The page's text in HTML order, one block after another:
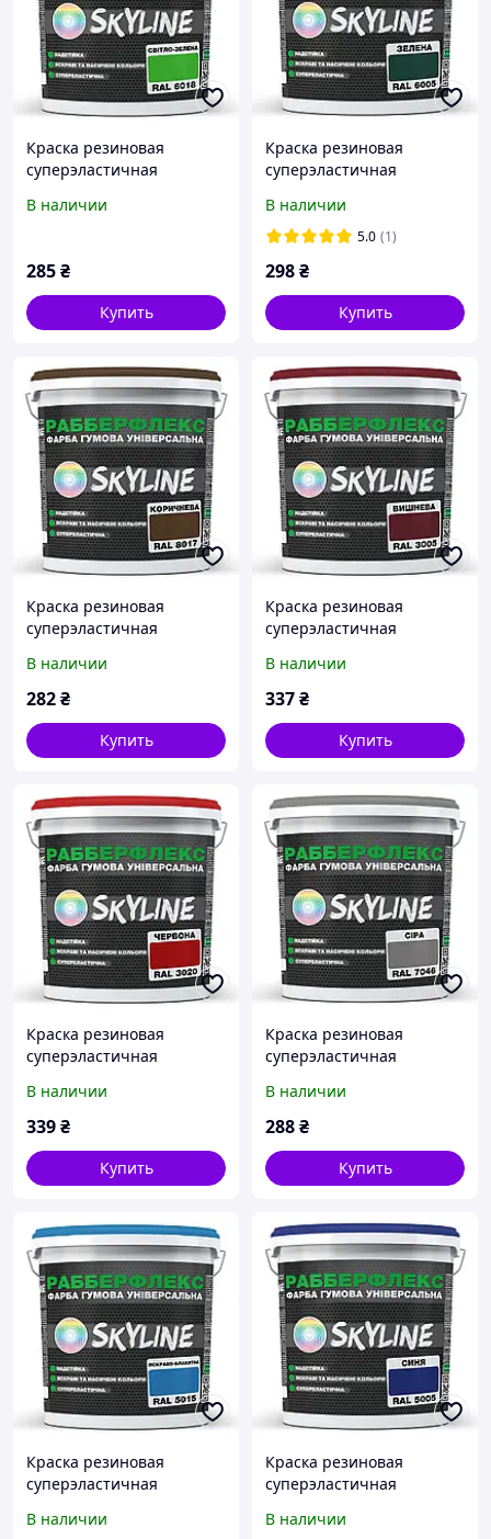
Краска резиновая
суперэластичная
«РабберФлекс» SkyLine
В наличии
285₴
Купить
Краска резиновая
суперэластичная
«РабберФлекс» SkyLine
Зеленый RAL 6005 1,2 кг
В наличии
5.0 (1)
298₴
Купить
Краска резиновая
суперэластичная
«РабберФлекс» SkyLine
Коричневый RAL 8017 1,2
В наличии
282₴
Купить
Краска резиновая
суперэластичная
«РабберФлекс» SkyLine
Вишневый RAL 3005 1,2 кг
В наличии
337₴
Купить
Краска резиновая
суперэластичная
«РабберФлекс» SkyLine
Красный RAL 3020 1,2 кг
В наличии
339₴
Купить
Краска резиновая
суперэластичная
«РабберФлекс» SkyLine
Серый RAL 7046 1,2 кг от
В наличии
288₴
Купить
Краска резиновая
суперэластичная
«РабберФлекс» SkyLine
В наличии
Краска резиновая
суперэластичная
«РабберФлекс» SkyLine
В наличии